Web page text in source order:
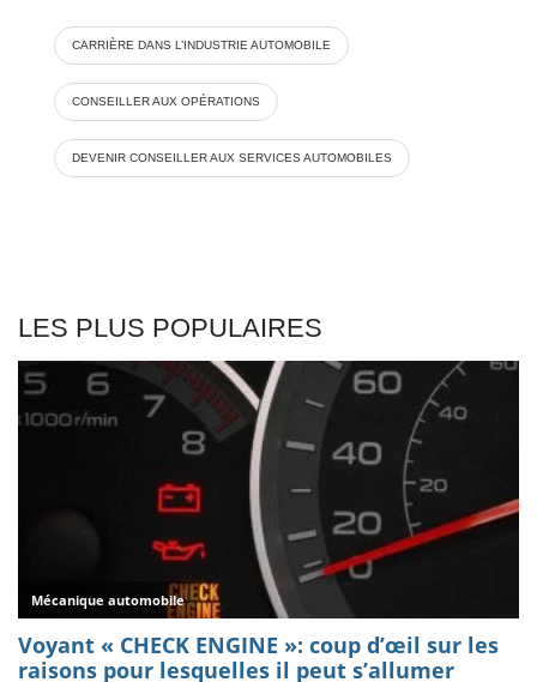
CARRIÈRE DANS L’INDUSTRIE AUTOMOBILE
CONSEILLER AUX OPÉRATIONS
DEVENIR CONSEILLER AUX SERVICES AUTOMOBILES
LES PLUS POPULAIRES